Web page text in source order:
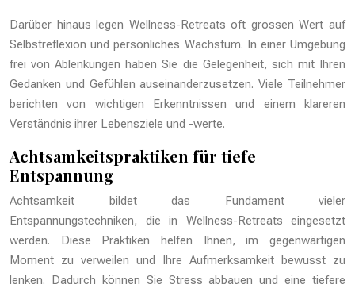
Darüber hinaus legen Wellness-Retreats oft grossen Wert auf
Selbstreflexion und persönliches Wachstum. In einer Umgebung
frei von Ablenkungen haben Sie die Gelegenheit, sich mit Ihren
Gedanken und Gefühlen auseinanderzusetzen. Viele Teilnehmer
berichten von wichtigen Erkenntnissen und einem klareren
Verständnis ihrer Lebensziele und -werte.
Achtsamkeitspraktiken für tiefe
Entspannung
Achtsamkeit bildet das Fundament vieler
Entspannungstechniken, die in Wellness-Retreats eingesetzt
werden. Diese Praktiken helfen Ihnen, im gegenwärtigen
Moment zu verweilen und Ihre Aufmerksamkeit bewusst zu
lenken. Dadurch können Sie Stress abbauen und eine tiefere